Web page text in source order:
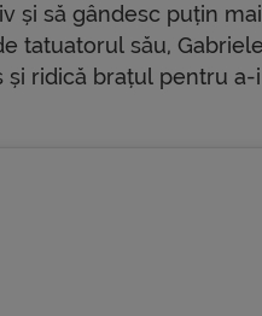
și să gândesc puțin
tatuatorul său,
și ridică brațul pentru